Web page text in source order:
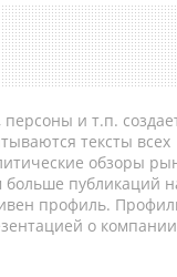
и т.п.
тексты всех
обзоры
больше публикаций
профиль.
о